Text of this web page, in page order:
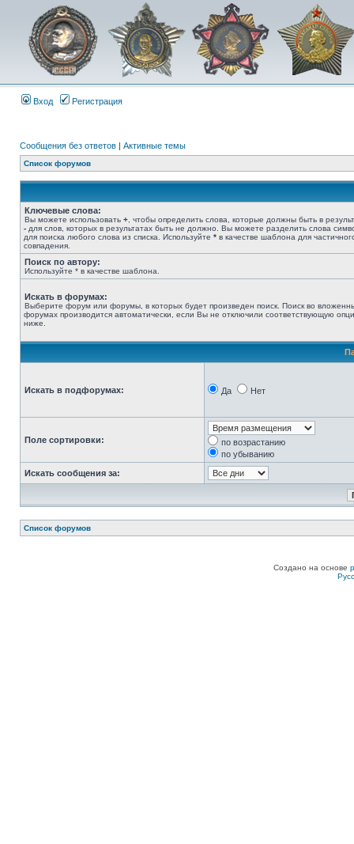
Вход Регистрация
Сообщения без ответов | Активные темы
Список форумов
Ключевые слова:
Вы можете использовать + , чтобы определить слова, которые должны быть в
- для слов, которых в результатах быть не должно. Вы можете разделить слова
для поиска любого слова из списка. Используйте * в качестве шаблона для
совпадения.
Поиск по автору:
Используйте * в качестве шаблона.
Искать в форумах:
Выберите форум или форумы, в которых будет произведен поиск. Поиск во
форумах производится автоматически, если Вы не отключили соответствующую
ниже.
Искать в подфорумах: Да Нет
Поле сортировки:
по возрастанию
по убыванию
Искать сообщения за:
Список форумов
Создано на основе